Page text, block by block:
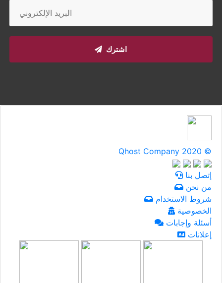
اشترك
Qhost Company 2020 ©
إتصل بنا
من نحن
شروط الاستخدام
الخصوصية
أسئلة وإجابات
إعلانات